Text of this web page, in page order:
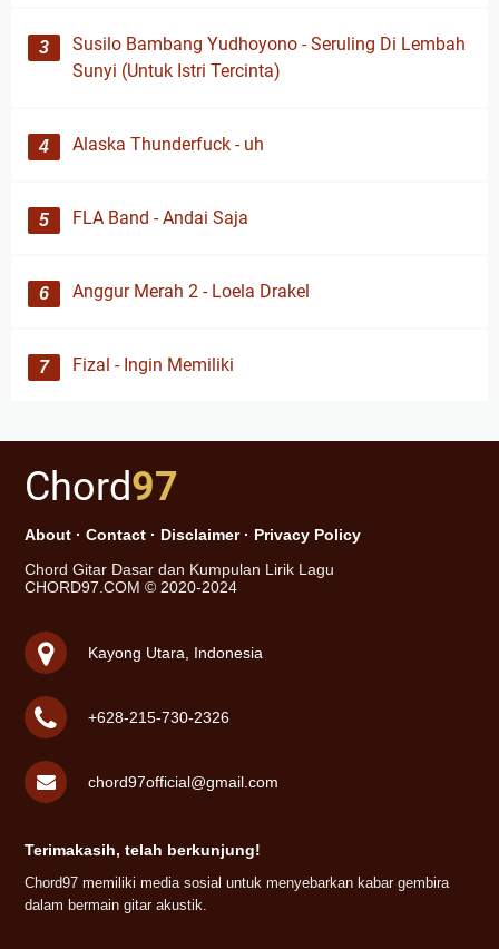
Susilo Bambang Yudhoyono - Seruling Di Lembah
Sunyi (Untuk Istri Tercinta)
Alaska Thunderfuck - uh
FLA Band - Andai Saja
Anggur Merah 2 - Loela Drakel
Fizal - Ingin Memiliki
Chord97
About · Contact · Disclaimer· Privacy Policy
Chord Gitar Dasar dan Kumpulan Lirik Lagu
CHORD97.COM © 2020-2024
Kayong Utara, Indonesia
+628-215-730-2326
chord97official@gmail.com
Terimakasih, telah berkunjung!
Chord97 memiliki media sosial untuk menyebarkan kabar gembira
dalam bermain gitar akustik.